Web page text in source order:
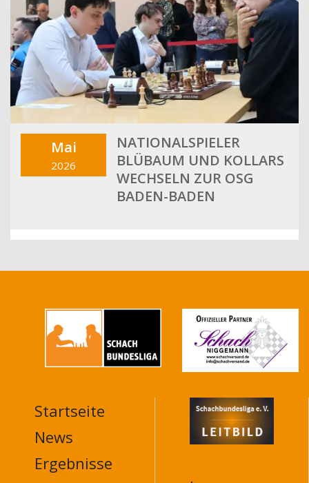
Mai
2026
NATIONALSPIELER
BLÜBAUM UND KOLLARS
WECHSELN ZUR OSG
BADEN-BADEN
MAIN
NAVIGATION
FOOTER
Startseite
News
Ergebnisse